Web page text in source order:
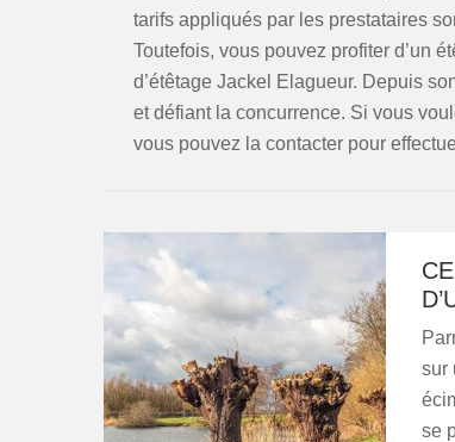
tarifs appliqués par les prestataires
Toutefois, vous pouvez profiter d’un
d’étêtage Jackel Elagueur. Depuis
et défiant la concurrence. Si vous
vous pouvez la contacter pour
sur
se